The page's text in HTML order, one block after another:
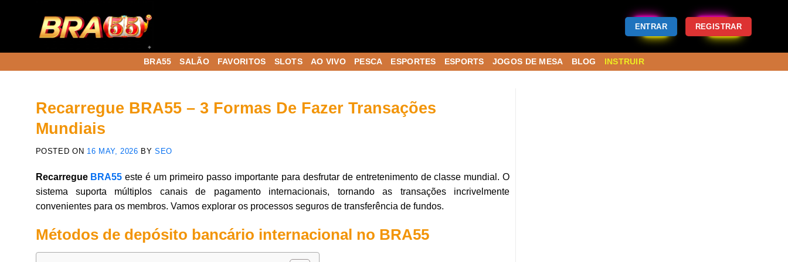
ENTRAR REGISTRAR
BRA55 SALÃO FAVORITOS SLOTS AO VIVO PESCA ESPORTES ESPORTS JOGOS DE MESA BLOG INSTRUIR
Recarregue BRA55 – 3 Formas De Fazer Transações
Mundiais
POSTED ON 16 MAY, 2026 BYSEO
Recarregue BRA55 este é um primeiro passo importante para desfrutar de entretenimento de classe mundial. O
sistema suporta múltiplos canais de pagamento internacionais, tornando as transações incrivelmente
convenientes para os membros. Vamos explorar os processos seguros de transferência de fundos.
Métodos de depósito bancário internacional no BRA55